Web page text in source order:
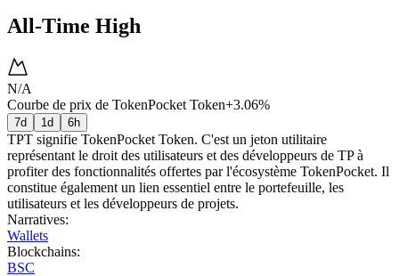
All-Time High
N/A
Courbe de prix de TokenPocket Token+3.06%
7d 1d 6h
TPT signifie TokenPocket Token. C'est un jeton utilitaire
représentant le droit des utilisateurs et des développeurs de TP à
profiter des fonctionnalités offertes par l'écosystème TokenPocket. Il
constitue également un lien essentiel entre le portefeuille, les
utilisateurs et les développeurs de projets.
Narratives:
Wallets
Blockchains:
BSC